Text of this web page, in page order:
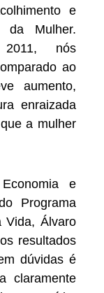
e
da Mulher.
2011, nós
ao
aumento,
enraizada
a mulher
e
Programa
Vida, Álvaro
resultados
dúvidas é
claramente